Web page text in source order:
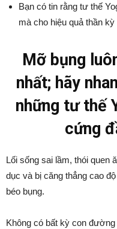
Bạn có tin rằng tư thế
mà cho hiệu quả thần
Mỡ bụng
nhất; hãy
những tư thế
cứng
Lối sống sai lầm, thói quen
dục và bị căng thẳng cao
béo bụng.
Không có bất kỳ con